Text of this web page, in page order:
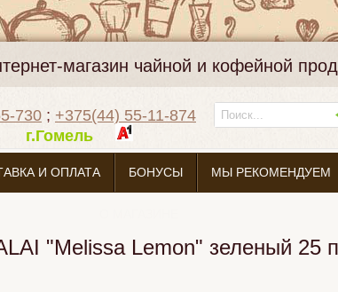
магазин чайной и кофейной
730 ; +375(44) 55-11-874
г.Гомель
И ОПЛАТА БОНУСЫ МЫ РЕКОМЕНДУЕМ
"Melissa Lemon" зеленый 25